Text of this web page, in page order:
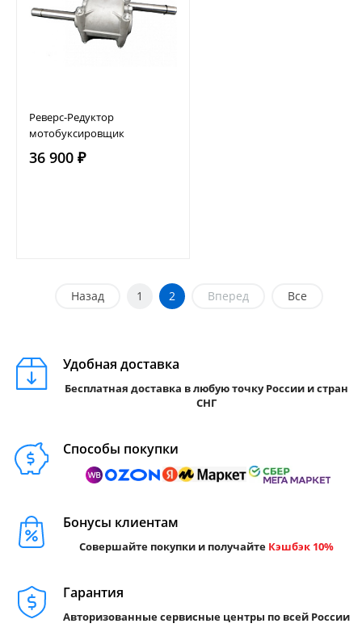
Реверс-Редуктор
мотобуксировщик
36 900 ₽
Назад 1 2 Вперед Все
Удобная доставка
Бесплатная доставка в любую точку России и стран
СНГ
Способы покупки
Бонусы клиентам
Совершайте покупки и получайте Кэшбэк 10%
Гарантия
Авторизованные сервисные центры по всей России